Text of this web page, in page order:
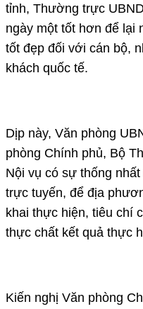
tỉnh, Thường trực
ngày một tốt hơn để lại
tốt đẹp đối với cán bộ,
khách quốc tế.
Dịp này, Văn phòng
phòng Chính phủ, Bộ
Nội vụ có sự thống
trực tuyến, để địa
khai thực hiện, tiêu chí
thực chất kết quả thực
Kiến nghị Văn phòng